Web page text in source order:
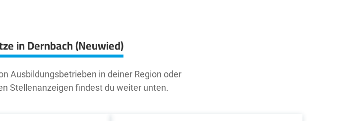
in Dernbach (Neuwied)
Ausbildungsbetrieben in deiner Region oder
Stellenanzeigen findest du weiter unten.